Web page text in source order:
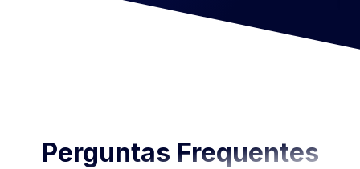
Perguntas Frequentes